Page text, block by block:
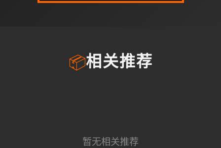
📦相关推荐
暂无相关推荐